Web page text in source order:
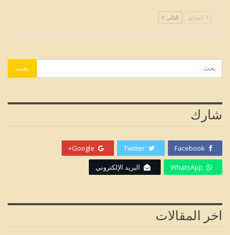
السابق التالي
شارك
Facebook
Twitter
Google+
WhatsApp البريد الإلكتروني
اخر المقالات